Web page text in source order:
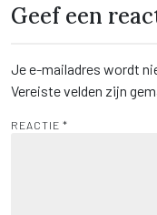
Geef een
Je e-mailadres wordt
Vereiste velden zijn
REACTIE *